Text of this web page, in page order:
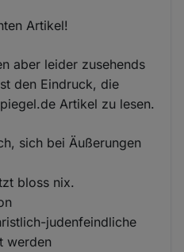
Artikel!
aber leider zusehends
den Eindruck, die
Artikel zu lesen.
sich bei Äußerungen
bloss nix.
judenfeindliche
werden